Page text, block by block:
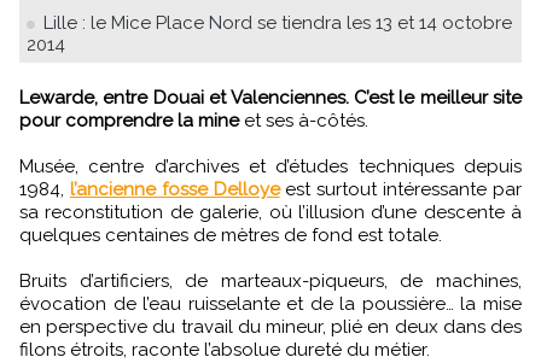
Lille : le Mice Place Nord se tiendra les 13 et 14 octobre
2014
Lewarde, entre Douai et Valenciennes. C’est le meilleur site
pour comprendre la mineet ses à-côtés.
Musée, centre d’archives et d’études techniques depuis
1984, l’ancienne fosse Delloyeest surtout intéressante par
sa reconstitution de galerie, où l’illusion d’une descente à
quelques centaines de mètres de fond est totale.
Bruits d’artificiers, de marteaux-piqueurs, de machines,
évocation de l’eau ruisselante et de la poussière… la mise
en perspective du travail du mineur, plié en deux dans des
filons étroits, raconte l’absolue dureté du métier.